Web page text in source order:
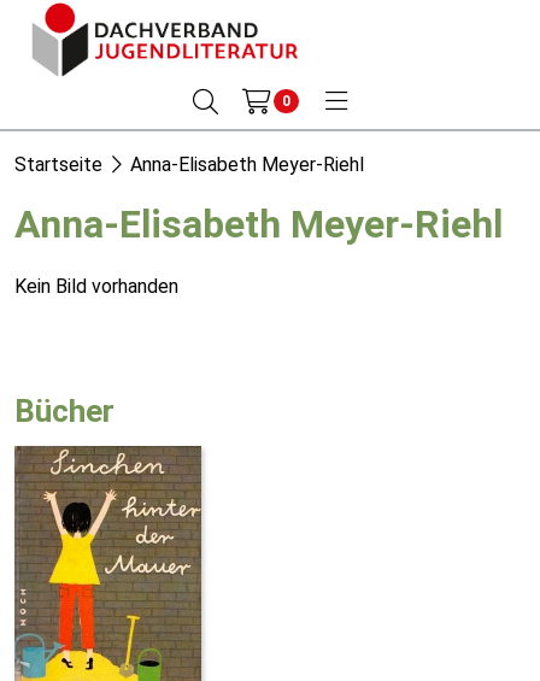
0
Startseite Anna-Elisabeth Meyer-Riehl
Anna-Elisabeth Meyer-Riehl
Kein Bild vorhanden
Bücher